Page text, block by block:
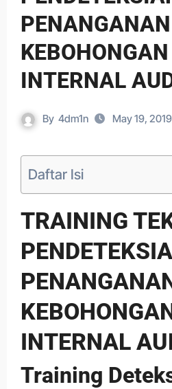
PENANGANAN
INTERNAL
By 4dm1n May 19, 2019
Daftar Isi
TRAINING
INTERNAL
Training